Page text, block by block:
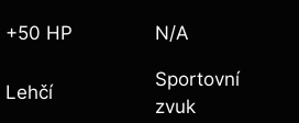
+50 HP N/A
Lehčí
Sportovní
zvuk